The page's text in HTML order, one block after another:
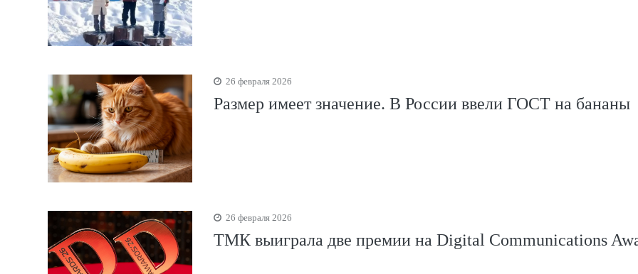
26 февраля 2026
Размер имеет значение. В России ввели ГОСТ на бананы
26 февраля 2026
ТМК выиграла две премии на Digital Communications